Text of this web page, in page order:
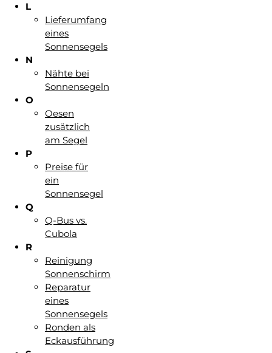
L
Lieferumfang
eines
Sonnensegels
N
Nähte bei
Sonnensegeln
O
Oesen
zusätzlich
am Segel
P
Preise für
ein
Sonnensegel
Q
Q-Bus vs.
Cubola
R
Reinigung
Sonnenschirm
Reparatur
eines
Sonnensegels
Ronden als
Eckausführung